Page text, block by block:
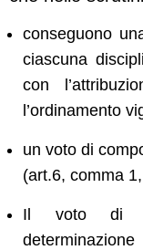
conseguono
ciascuna
con
l’ordinamento
un voto di
(art.6, comma
Il voto di